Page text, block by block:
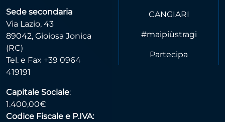
Sede secondaria
Via Lazio, 43
89042, Gioiosa Jonica
(RC)
Tel. e Fax +39 0964
419191
Capitale Sociale:
1.400,00€
Codice Fiscale e P.IVA:
CANGIARI
#maipiùstragi
Partecipa